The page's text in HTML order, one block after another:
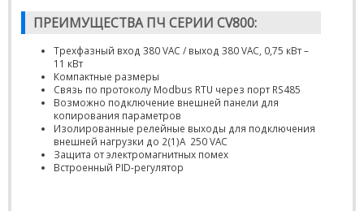
ПРЕИМУЩЕСТВА ПЧ СЕРИИ CV800:
Трехфазный вход 380 VAC / выход 380 VAC, 0,75 кВт –
11 кВт
Компактные размеры
Связь по протоколу Modbus RTU через порт RS485
Возможно подключение внешней панели для
копирования параметров
Изолированные релейные выходы для подключения
внешней нагрузки до 2(1)A 250 VAC
Защита от электромагнитных помех
Встроенный PID-регулятор